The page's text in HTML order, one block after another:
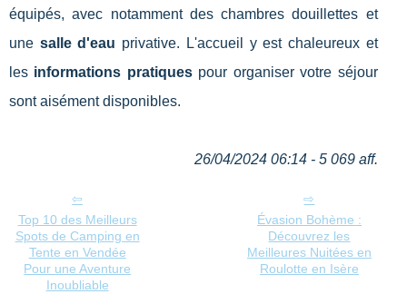
équipés, avec notamment des chambres douillettes et
une salle d'eau privative. L'accueil y est chaleureux et
les informations pratiquespour organiser votre séjour
sont aisément disponibles.
26/04/2024 06:14 - 5 069 aff.
Top 10 des Meilleurs
Spots de Camping en
Tente en Vendée
Pour une Aventure
Inoubliable
Évasion Bohème :
Découvrez les
Meilleures Nuitées en
Roulotte en Isère